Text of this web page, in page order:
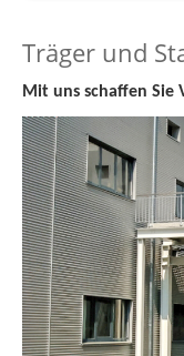
Träger und
Mit uns schaffen Sie